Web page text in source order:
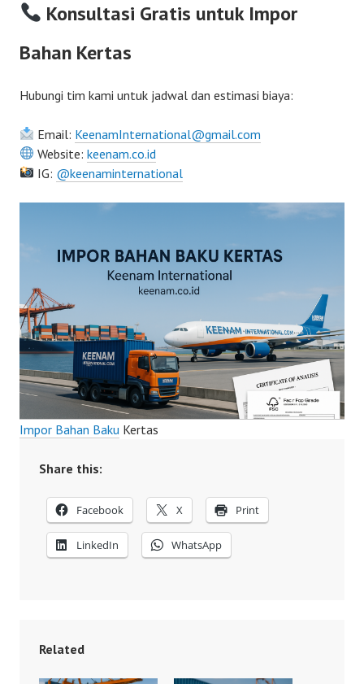
Konsultasi Gratis untuk Impor
Bahan Kertas
Hubungi tim kami untuk jadwal dan estimasi biaya:
Email: KeenamInternational@gmail.com
Website:keenam.co.id
IG: @keenaminternational
Impor Bahan Baku Kertas
Share this:
Facebook X Print
LinkedIn WhatsApp
Related